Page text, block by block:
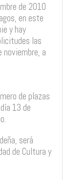
de 2010
en este
y hay
las
noviembre, a
de plazas
13 de
será
de Cultura y